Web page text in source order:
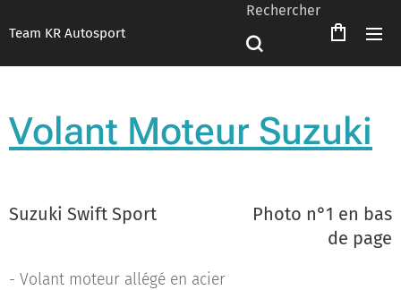
Team KR Autosport
Rechercher
Volant Moteur Suzuki
Suzuki Swift Sport
- Volant moteur allégé en acier
Photo n°1 en bas
de page